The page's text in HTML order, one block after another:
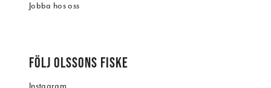
Jobba hos oss
FÖLJ OLSSONS FISKE
Instagram